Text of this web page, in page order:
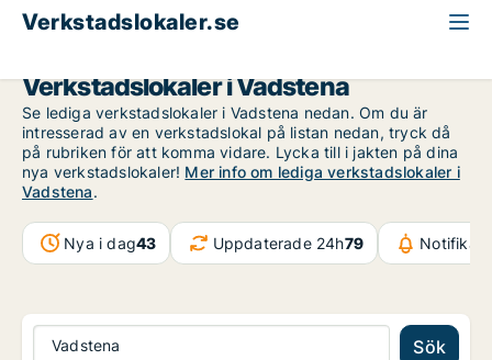
Verkstadslokaler.se
Verkstadslokaler i Vadstena
Se lediga verkstadslokaler i Vadstena nedan. Om du är
intresserad av en verkstadslokal på listan nedan, tryck då
på rubriken för att komma vidare. Lycka till i jakten på dina
nya verkstadslokaler! Mer info om lediga verkstadslokaler i
Vadstena.
Nya i dag43 Uppdaterade 24h79
Vadstena Sök